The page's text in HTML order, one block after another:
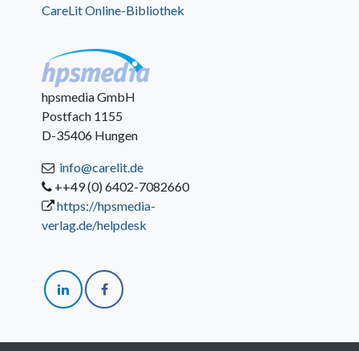
CareLit Online-Bibliothek
hpsmedia GmbH
Postfach 1155
D-35406 Hungen
info@carelit.de
++49 (0) 6402-7082660
https://hpsmedia-
verlag.de/helpdesk